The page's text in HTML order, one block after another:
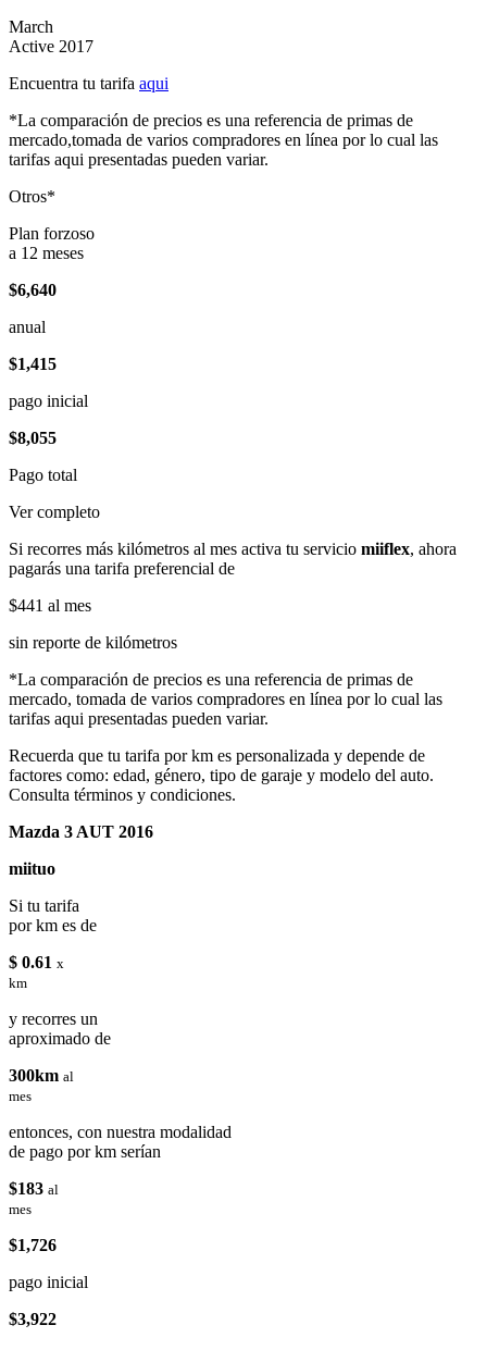
March
Active 2017
Encuentra tu tarifa aqui
*La comparación de precios es una referencia de primas de
mercado,tomada de varios compradores en línea por lo cual las
tarifas aqui presentadas pueden variar.
Otros*
Plan forzoso
a 12 meses
$6,640
anual
$1,415
pago inicial
$8,055
Pago total
Ver completo
Si recorres más kilómetros al mes activa tu servicio miiflex, ahora
pagarás una tarifa preferencial de
$441 al mes
sin reporte de kilómetros
*La comparación de precios es una referencia de primas de
mercado, tomada de varios compradores en línea por lo cual las
tarifas aqui presentadas pueden variar.
Recuerda que tu tarifa por km es personalizada y depende de
factores como: edad, género, tipo de garaje y modelo del auto.
Consulta términos y condiciones.
Mazda 3 AUT 2016
miituo
Si tu tarifa
por km es de
$ 0.61 x
km
y recorres un
aproximado de
300km al
mes
entonces, con nuestra modalidad
de pago por km serían
$183 al
mes
$1,726
pago inicial
$3,922